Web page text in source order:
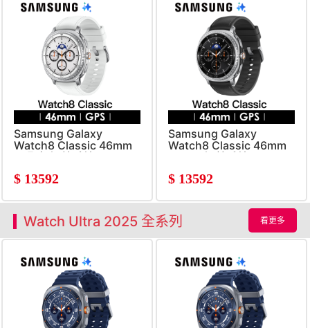
Samsung Galaxy
Watch8 Classic 46mm
雲朵白 智慧手錶
$ 13592
Samsung Galaxy
Watch8 Classic 46mm
曜石黑 智慧手錶
$ 13592
Watch Ultra 2025 全系列 看更多